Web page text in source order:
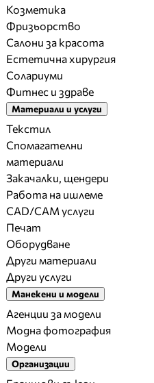
Козметика
Фризьорство
Салони за красота
Естетична хирургия
Солариуми
Фитнес и здраве
Материали и услуги
Текстил
Спомагателни
материали
Закачалки, щендери
Работа на ишлеме
CAD/CAM услуги
Печат
Оборудване
Други материали
Други услуги
Манекени и модели
Агенции за модели
Модна фотография
Модели
Организации